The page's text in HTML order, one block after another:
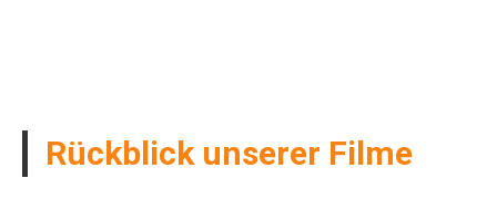
Rückblick unserer Filme